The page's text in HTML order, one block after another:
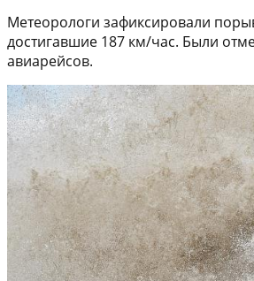
Метеорологи зафиксировали
достигавшие 187 км/час. Были
авиарейсов.